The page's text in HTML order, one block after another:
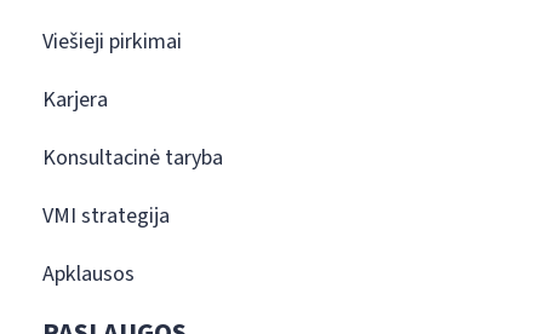
Viešieji pirkimai
Karjera
Konsultacinė taryba
VMI strategija
Apklausos